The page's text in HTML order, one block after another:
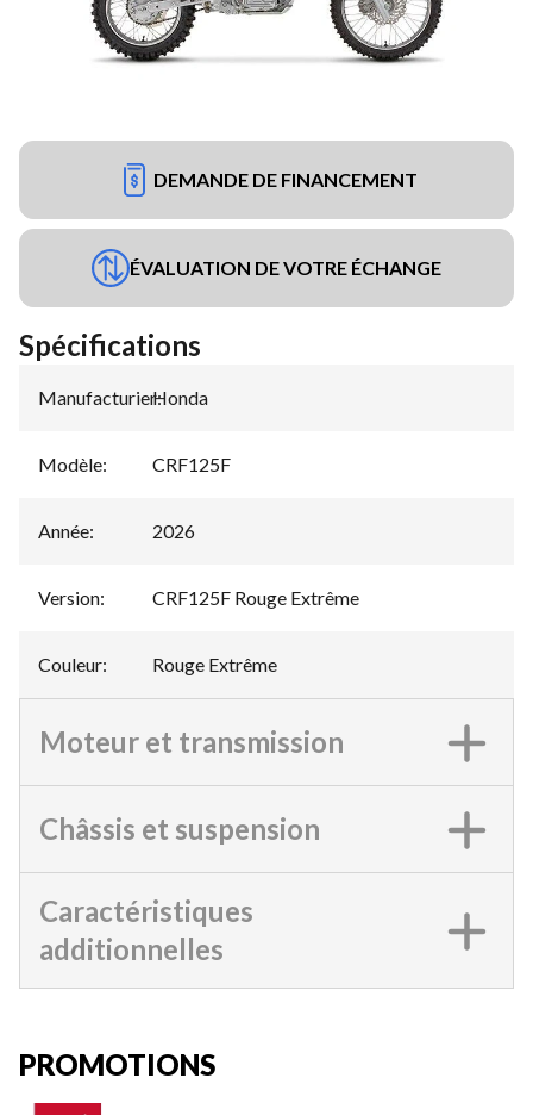
DEMANDE DE FINANCEMENT
ÉVALUATION DE VOTRE ÉCHANGE
Spécifications
Manufacturier:
Honda
Modèle: CRF125F
Année: 2026
Version: CRF125F Rouge Extrême
Couleur: Rouge Extrême
Moteur et transmission
Châssis et suspension
Caractéristiques
additionnelles
PROMOTIONS